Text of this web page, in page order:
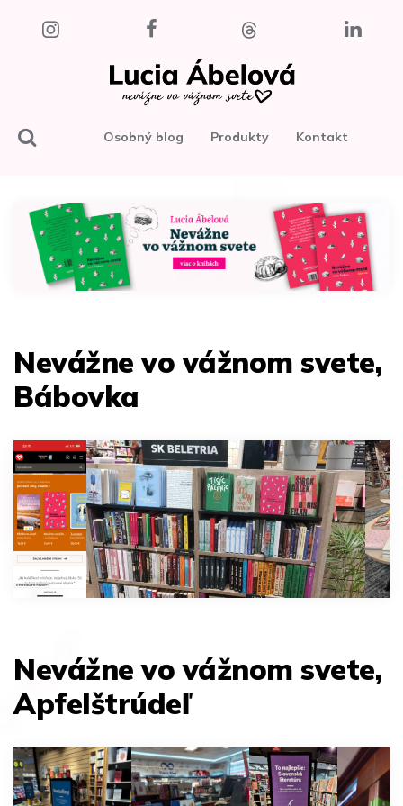
Osobný blog Produkty Kontakt
Nevážne vo vážnom svete,
Bábovka
Nevážne vo vážnom svete,
Apfelštrúdeľ